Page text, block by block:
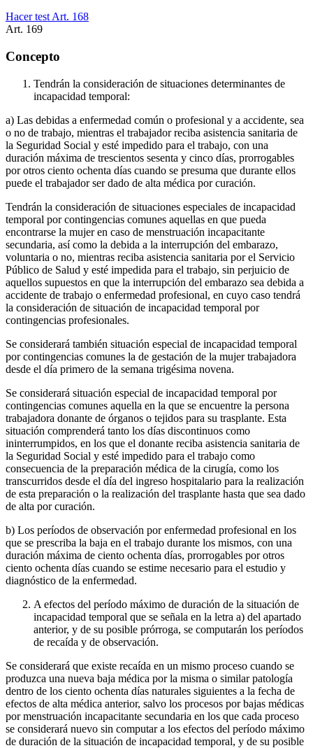
Hacer test Art. 168
Art. 169
Concepto
Tendrán la consideración de situaciones determinantes de
incapacidad temporal:
a) Las debidas a enfermedad común o profesional y a accidente, sea
o no de trabajo, mientras el trabajador reciba asistencia sanitaria de
la Seguridad Social y esté impedido para el trabajo, con una
duración máxima de trescientos sesenta y cinco días, prorrogables
por otros ciento ochenta días cuando se presuma que durante ellos
puede el trabajador ser dado de alta médica por curación.
Tendrán la consideración de situaciones especiales de incapacidad
temporal por contingencias comunes aquellas en que pueda
encontrarse la mujer en caso de menstruación incapacitante
secundaria, así como la debida a la interrupción del embarazo,
voluntaria o no, mientras reciba asistencia sanitaria por el Servicio
Público de Salud y esté impedida para el trabajo, sin perjuicio de
aquellos supuestos en que la interrupción del embarazo sea debida a
accidente de trabajo o enfermedad profesional, en cuyo caso tendrá
la consideración de situación de incapacidad temporal por
contingencias profesionales.
Se considerará también situación especial de incapacidad temporal
por contingencias comunes la de gestación de la mujer trabajadora
desde el día primero de la semana trigésima novena.
Se considerará situación especial de incapacidad temporal por
contingencias comunes aquella en la que se encuentre la persona
trabajadora donante de órganos o tejidos para su trasplante. Esta
situación comprenderá tanto los días discontinuos como
ininterrumpidos, en los que el donante reciba asistencia sanitaria de
la Seguridad Social y esté impedido para el trabajo como
consecuencia de la preparación médica de la cirugía, como los
transcurridos desde el día del ingreso hospitalario para la realización
de esta preparación o la realización del trasplante hasta que sea dado
de alta por curación.
b) Los períodos de observación por enfermedad profesional en los
que se prescriba la baja en el trabajo durante los mismos, con una
duración máxima de ciento ochenta días, prorrogables por otros
ciento ochenta días cuando se estime necesario para el estudio y
diagnóstico de la enfermedad.
A efectos del período máximo de duración de la situación de
incapacidad temporal que se señala en la letra a) del apartado
anterior, y de su posible prórroga, se computarán los períodos
de recaída y de observación.
Se considerará que existe recaída en un mismo proceso cuando se
produzca una nueva baja médica por la misma o similar patología
dentro de los ciento ochenta días naturales siguientes a la fecha de
efectos de alta médica anterior, salvo los procesos por bajas médicas
por menstruación incapacitante secundaria en los que cada proceso
se considerará nuevo sin computar a los efectos del período máximo
de duración de la situación de incapacidad temporal, y de su posible